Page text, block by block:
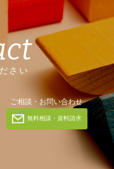
さい
ご相談・お問い合わせ
無料相談・資料請求